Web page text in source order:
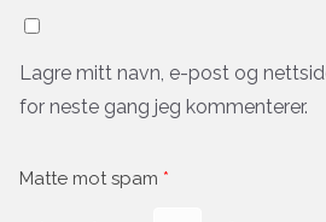
Lagre mitt navn, e-post og
for neste gang jeg kommenterer.
Matte mot spam *